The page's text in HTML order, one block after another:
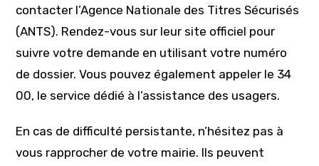
contacter l’Agence Nationale des Titres Sécurisés
(ANTS). Rendez-vous sur leur site officiel pour
suivre votre demande en utilisant votre numéro
de dossier. Vous pouvez également appeler le 34
00, le service dédié à l’assistance des usagers.
En cas de difficulté persistante, n’hésitez pas à
vous rapprocher de votre mairie. Ils peuvent